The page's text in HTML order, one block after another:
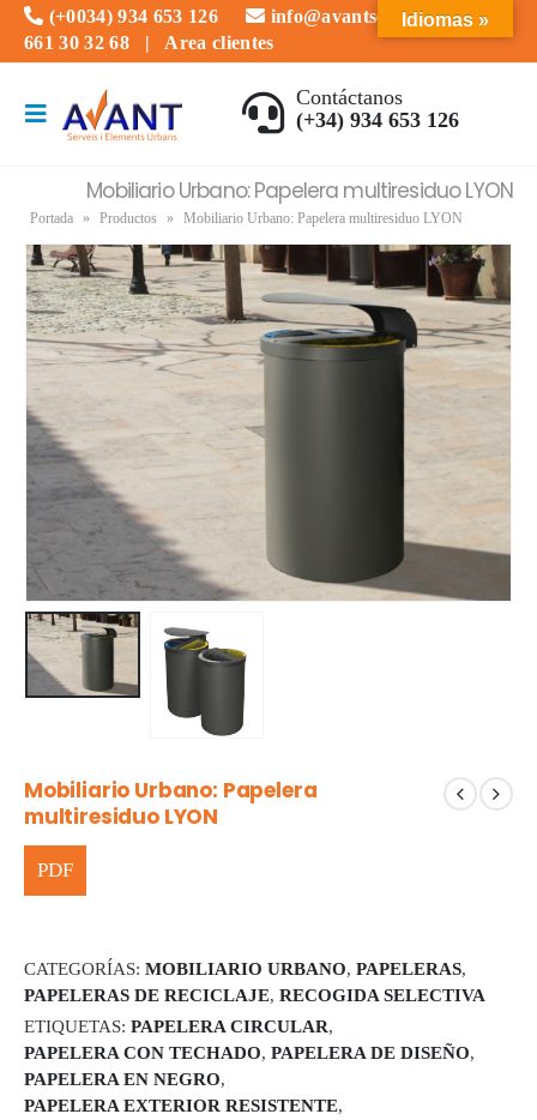
(+0034) 934 653 126
info@avantserveis.com
661 30 32 68 | Area clientes
Contáctanos
(+34) 934 653 126
Mobiliario Urbano: Papelera multiresiduo LYON
Portada » Productos » Mobiliario Urbano: Papelera multiresiduo LYON
Mobiliario Urbano: Papelera
multiresiduo LYON
CATEGORÍAS: MOBILIARIO URBANO, PAPELERAS,
PAPELERAS DE RECICLAJE, RECOGIDA SELECTIVA
ETIQUETAS: PAPELERA CIRCULAR,
PAPELERA CON TECHADO, PAPELERA DE DISEÑO,
PAPELERA EN NEGRO,
PAPELERA EXTERIOR RESISTENTE,
Idiomas »